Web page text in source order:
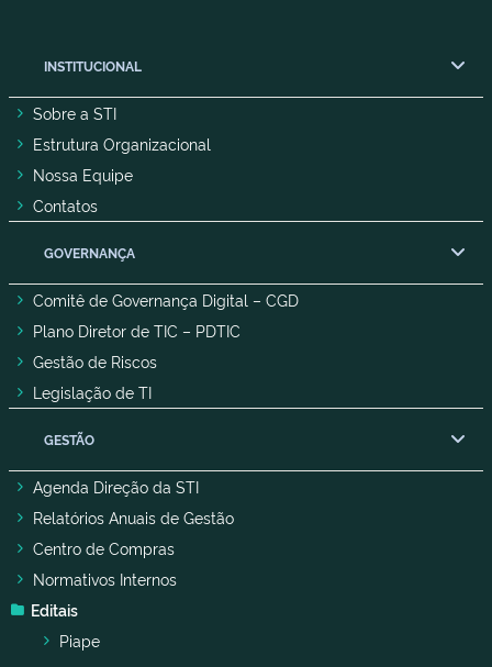
INSTITUCIONAL
Sobre a STI
Estrutura Organizacional
Nossa Equipe
Contatos
GOVERNANÇA
Comitê de Governança Digital – CGD
Plano Diretor de TIC – PDTIC
Gestão de Riscos
Legislação de TI
GESTÃO
Agenda Direção da STI
Relatórios Anuais de Gestão
Centro de Compras
Normativos Internos
Editais
Piape